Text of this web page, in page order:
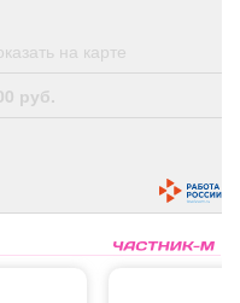
на карте
руб.